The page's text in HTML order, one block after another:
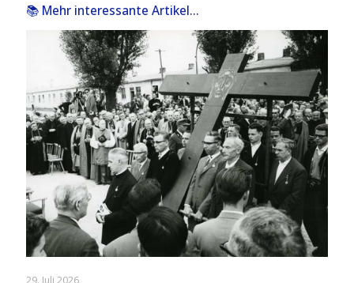
📚 Mehr interessante Artikel...
29. Juli 2026